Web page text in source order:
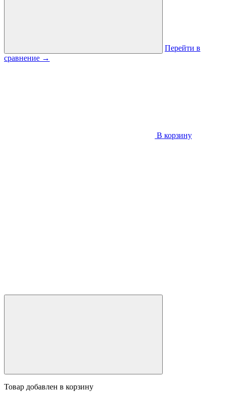
Перейти в
сравнение →
В корзину
Товар добавлен в корзину